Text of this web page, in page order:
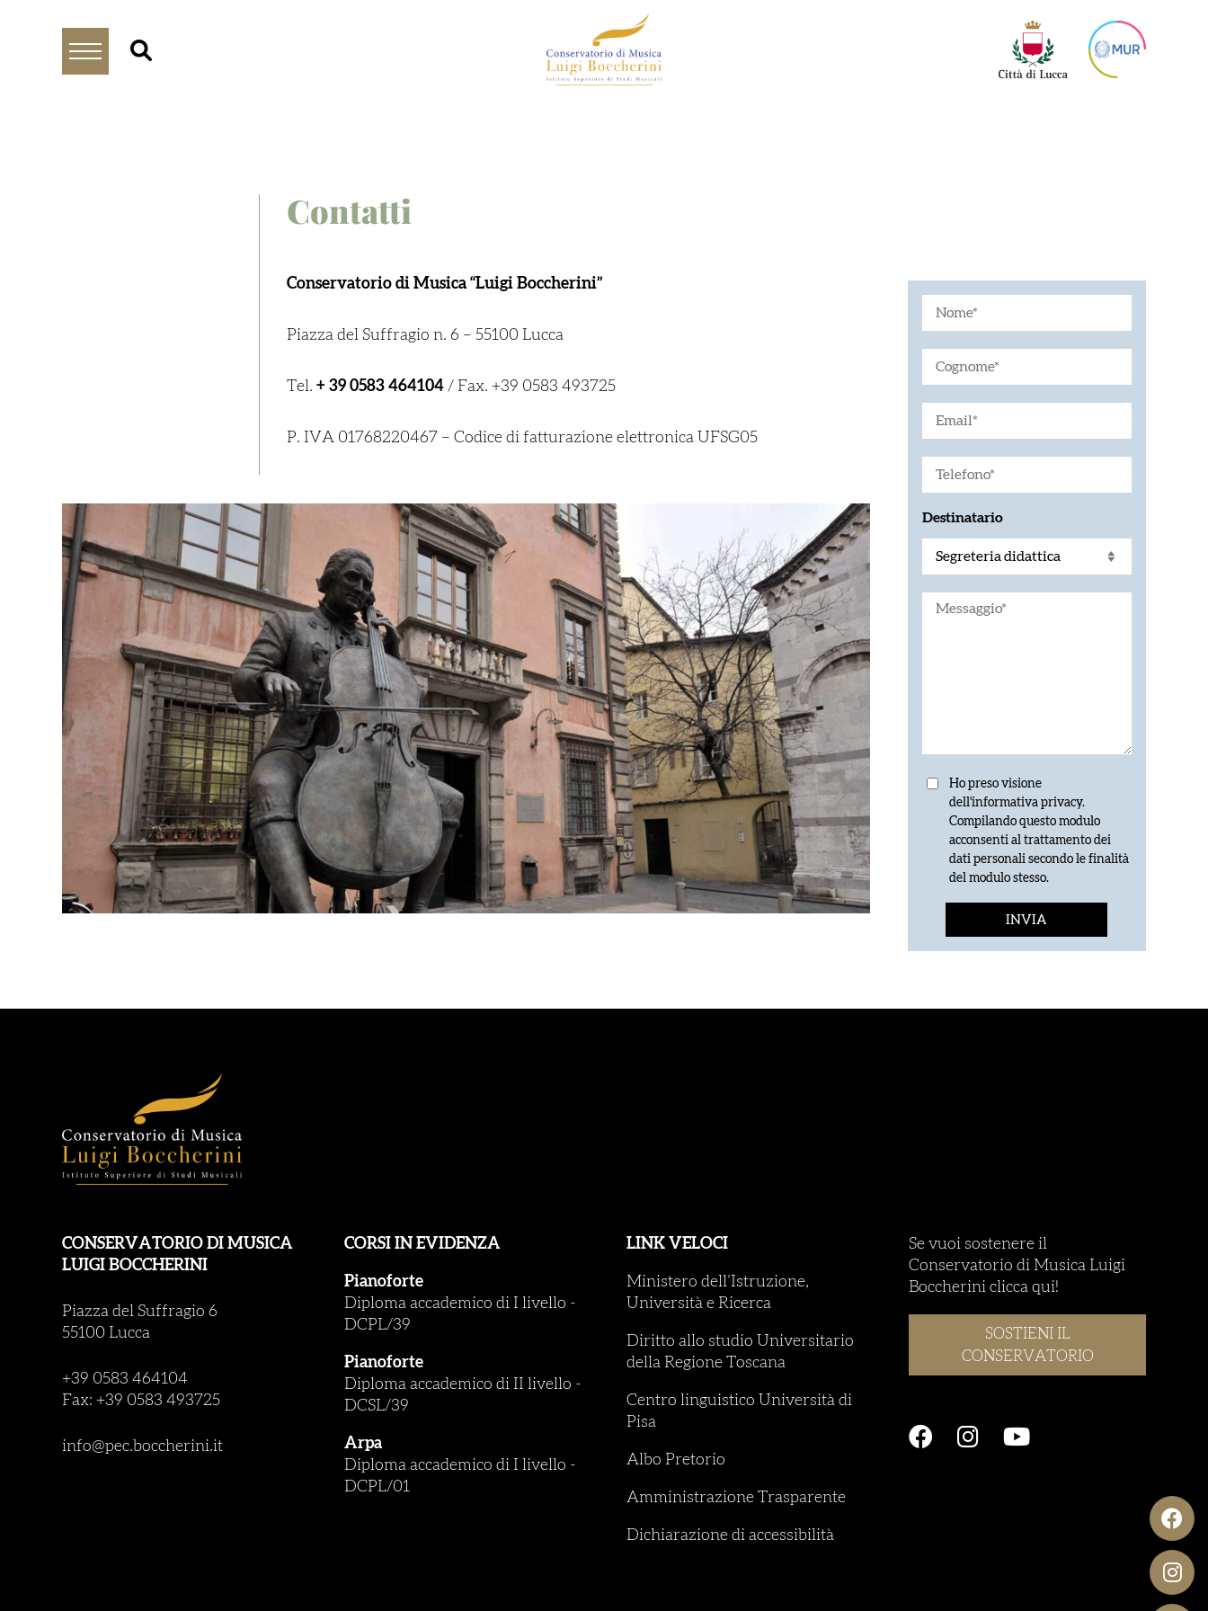
Contatti
Conservatorio di Musica “Luigi Boccherini”
Piazza del Suffragio n. 6 – 55100 Lucca
Tel. + 39 0583 464104/ Fax. +39 0583 493725
P. IVA 01768220467 – Codice di fatturazione elettronica UFSG05
Destinatario
Ho preso visione
dell'informativa privacy.
Compilando questo modulo
acconsenti al trattamento dei
dati personali secondo le finalità
del modulo stesso.
CONSERVATORIO DI MUSICA
LUIGI BOCCHERINI
Piazza del Suffragio 6
55100 Lucca
+39 0583 464104
Fax: +39 0583 493725
info@pec.boccherini.it
CORSI IN EVIDENZA
Pianoforte
Diploma accademico di I livello -
DCPL/39
Pianoforte
Diploma accademico di II livello -
DCSL/39
Arpa
Diploma accademico di I livello -
DCPL/01
LINK VELOCI
Ministero dell’Istruzione,
Università e Ricerca
Diritto allo studio Universitario
della Regione Toscana
Centro linguistico Università di
Pisa
Albo Pretorio
Amministrazione Trasparente
Dichiarazione di accessibilità
Se vuoi sostenere il
Conservatorio di Musica Luigi
Boccherini clicca qui!
SOSTIENI IL
CONSERVATORIO